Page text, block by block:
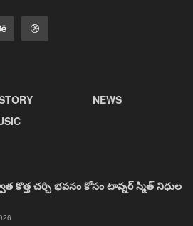
NEWS
కొత్త చర్చి భవనం కోసం టావ్నర్ స్మిత్ నిధుల